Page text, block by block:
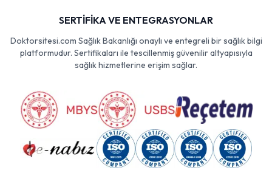
SERTİFİKA VE ENTEGRASYONLAR
Doktorsitesi.com Sağlık Bakanlığı onaylı ve entegreli bir sağlık bilgi
platformudur. Sertifikaları ile tescillenmiş güvenilir altyapısıyla
sağlık hizmetlerine erişim sağlar.